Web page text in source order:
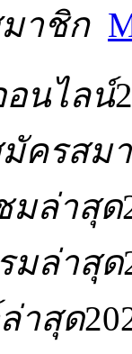
าชิก
อนไลน์
ครสม
มล่าสุด
มล่าสุด
าสุด